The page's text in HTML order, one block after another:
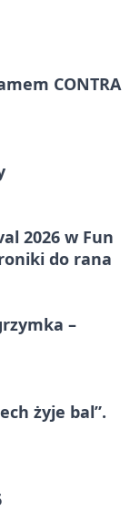
CONTRA
2026 w Fun
do rana
–
żyje bal”.